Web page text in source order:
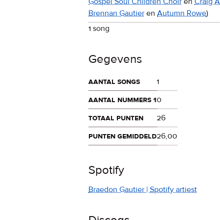
Brennan Gautier en Autumn Rowe)
1 song
Gegevens
aantal songs
1
aantal nummers 10
totaal punten
26
punten gemiddeld26,00
Spotify
Braedon Gautier | Spotify artiest